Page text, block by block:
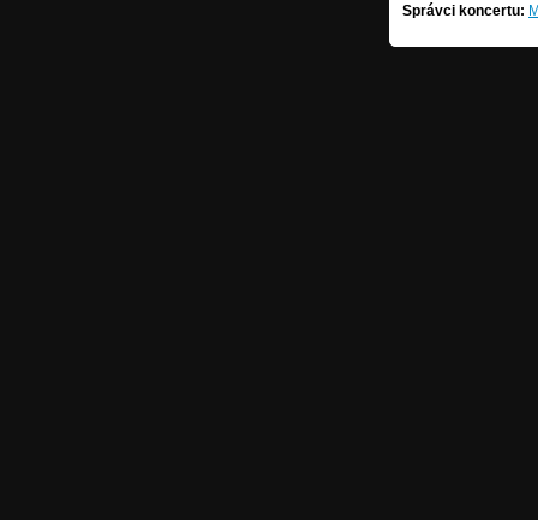
Správci koncertu: